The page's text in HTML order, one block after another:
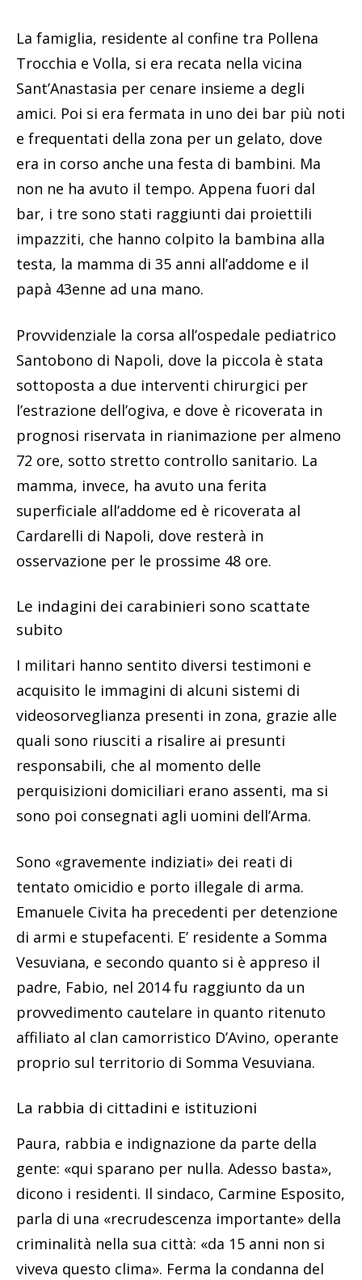
La famiglia, residente al confine tra Pollena
Trocchia e Volla, si era recata nella vicina
Sant’Anastasia per cenare insieme a degli
amici. Poi si era fermata in uno dei bar più noti
e frequentati della zona per un gelato, dove
era in corso anche una festa di bambini. Ma
non ne ha avuto il tempo. Appena fuori dal
bar, i tre sono stati raggiunti dai proiettili
impazziti, che hanno colpito la bambina alla
testa, la mamma di 35 anni all’addome e il
papà 43enne ad una mano.
Provvidenziale la corsa all’ospedale pediatrico
Santobono di Napoli, dove la piccola è stata
sottoposta a due interventi chirurgici per
l’estrazione dell’ogiva, e dove è ricoverata in
prognosi riservata in rianimazione per almeno
72 ore, sotto stretto controllo sanitario. La
mamma, invece, ha avuto una ferita
superficiale all’addome ed è ricoverata al
Cardarelli di Napoli, dove resterà in
osservazione per le prossime 48 ore.
Le indagini dei carabinieri sono scattate
subito
I militari hanno sentito diversi testimoni e
acquisito le immagini di alcuni sistemi di
videosorveglianza presenti in zona, grazie alle
quali sono riusciti a risalire ai presunti
responsabili, che al momento delle
perquisizioni domiciliari erano assenti, ma si
sono poi consegnati agli uomini dell’Arma.
Sono «gravemente indiziati» dei reati di
tentato omicidio e porto illegale di arma.
Emanuele Civita ha precedenti per detenzione
di armi e stupefacenti. E’ residente a Somma
Vesuviana, e secondo quanto si è appreso il
padre, Fabio, nel 2014 fu raggiunto da un
provvedimento cautelare in quanto ritenuto
affiliato al clan camorristico D’Avino, operante
proprio sul territorio di Somma Vesuviana.
La rabbia di cittadini e istituzioni
Paura, rabbia e indignazione da parte della
gente: «qui sparano per nulla. Adesso basta»,
dicono i residenti. Il sindaco, Carmine Esposito,
parla di una «recrudescenza importante» della
criminalità nella sua città: «da 15 anni non si
viveva questo clima». Ferma la condanna del